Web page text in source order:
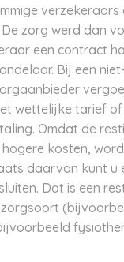
verzekeraars
zorg werd dan
een contract
Bij een
wettelijke tarief of
Omdat de
kosten,
daarvan kunt u
Dat is een